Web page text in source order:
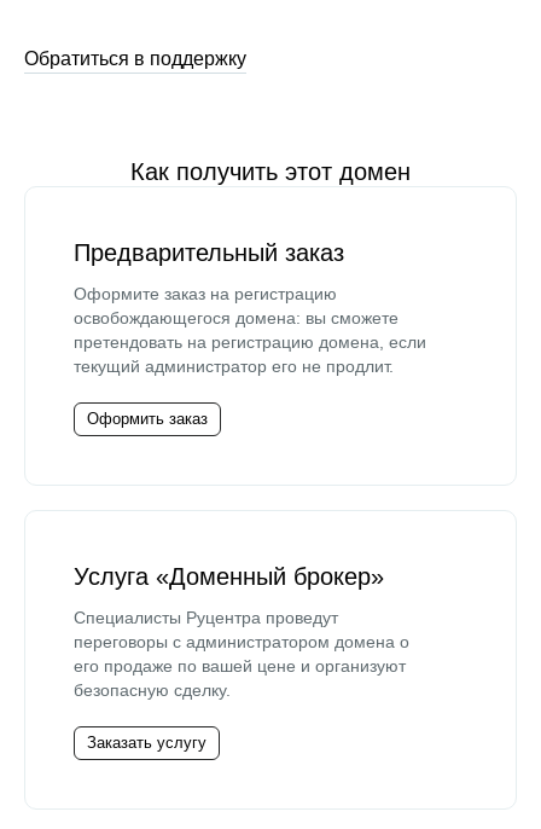
Обратиться в поддержку
Как получить этот домен
Предварительный заказ
Оформите заказ на регистрацию
освобождающегося домена: вы сможете
претендовать на регистрацию домена, если
текущий администратор его не продлит.
Оформить заказ
Услуга «Доменный брокер»
Специалисты Руцентра проведут
переговоры с администратором домена о
его продаже по вашей цене и организуют
безопасную сделку.
Заказать услугу